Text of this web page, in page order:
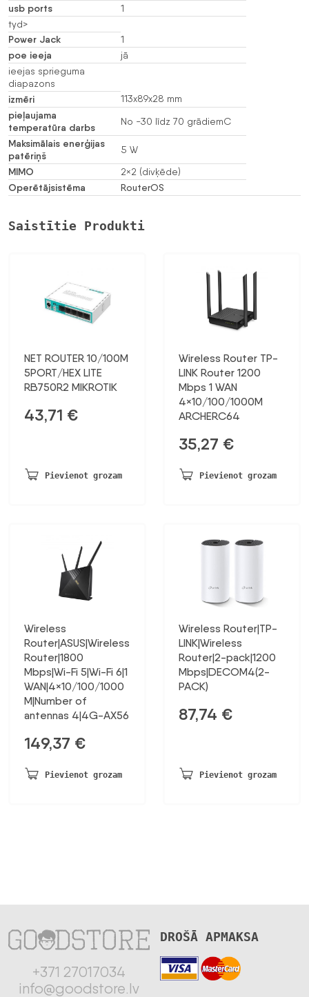
usb ports
1
tyd>
Power Jack 1
poe ieeja
jā
ieejas sprieguma
diapazons
izmēri 113x89x28 mm
pieļaujama
temperatūra darbs
No -30 līdz 70 grādiemC
Maksimālais enerģijas
patēriņš
5 W
MIMO 2×2 (divķēde)
Operētājsistēma RouterOS
Saistītie Produkti
NET ROUTER 10/100M
5PORT/HEX LITE
RB750R2 MIKROTIK
43,71 €
Pievienot grozam
Wireless Router TP-
LINK Router 1200
Mbps 1 WAN
4×10/100/1000M
ARCHERC64
35,27 €
Pievienot grozam
Wireless
Router|ASUS|Wireless
Router|1800
Mbps|Wi-Fi 5|Wi-Fi 6|1
WAN|4×10/100/1000
M|Number of
antennas 4|4G-AX56
149,37 €
Pievienot grozam
Wireless Router|TP-
LINK|Wireless
Router|2-pack|1200
Mbps|DECOM4(2-
PACK)
87,74 €
Pievienot grozam
+371 27017034
info@goodstore.lv
DROŠĀ APMAKSA